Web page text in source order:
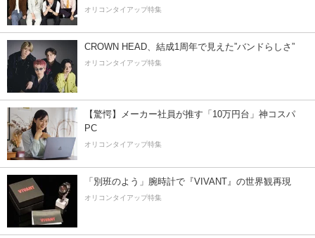
オリコンタイアップ特集
CROWN HEAD、結成1周年で見えた”バンドらしさ”
オリコンタイアップ特集
【驚愕】メーカー社員が推す「10万円台」神コスパ
PC
オリコンタイアップ特集
「別班のよう」腕時計で『VIVANT』の世界観再現
オリコンタイアップ特集